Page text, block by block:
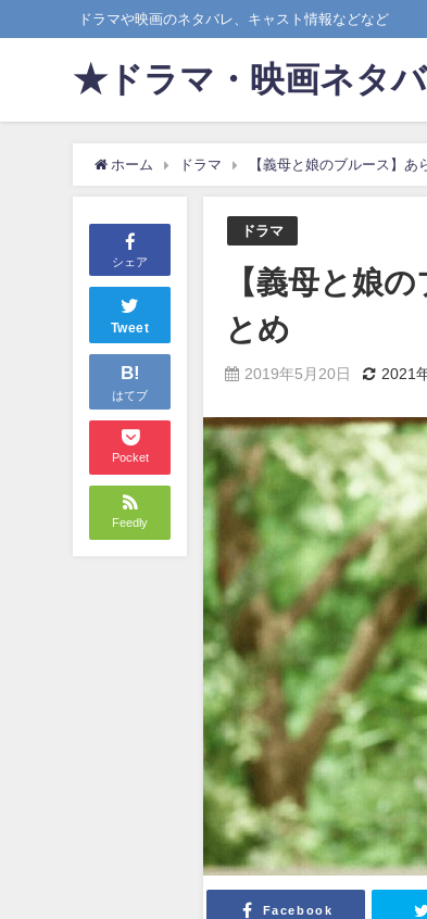
ドラマや映画のネタバレ、キャスト情報などなど
★ドラマ・映画ネタ
ホーム ドラマ 【義母と娘のブルース】
シェア
Tweet
B!
はてブ
Pocket
Feedly
ドラマ
【義母と娘
とめ
2019年5月20日 2021
Facebook